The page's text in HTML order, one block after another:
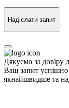
Надіслати запит
Дякуємо за
Ваш запит
якнайшвидше та